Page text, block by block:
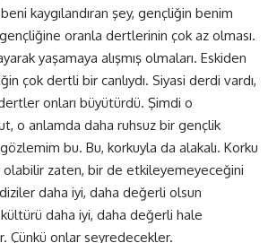
kaygılandıran şey, gençliğin benim
oranla dertlerinin çok az olması.
yaşamaya alışmış olmaları. Eskiden
çok dertli bir canlıydı. Siyasi derdi vardı,
onları büyütürdü. Şimdi o
o anlamda daha ruhsuz bir gençlik
bu. Bu, korkuyla da alakalı. Korku
zaten, bir de etkileyemeyeceğini
daha iyi, daha değerli olsun
daha iyi, daha değerli hale
Çünkü onlar seyredecekler.